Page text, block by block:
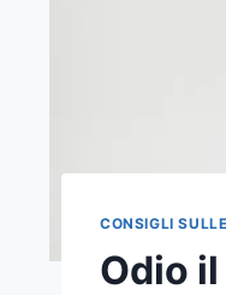
CONSIGLI
Odio